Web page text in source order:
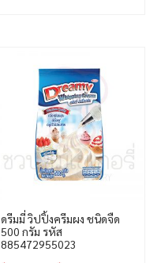
ดรีมมี่ วิปปิ้งครีมผง ชนิดจืด
500 กรัม รหัส
885472955023